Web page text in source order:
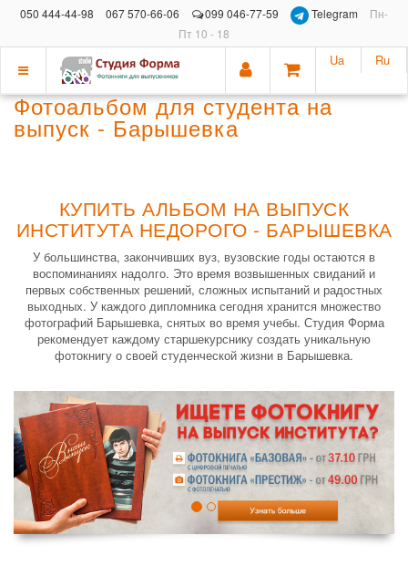
050 444-44-98 067 570-66-06 099 046-77-59 Telegram
Пн-
Пт 10 - 18
Показать
меню
Ua Ru
Фотоальбом для студента на
выпуск - Барышевка
КУПИТЬ АЛЬБОМ НА ВЫПУСК
ИНСТИТУТА НЕДОРОГО - БАРЫШЕВКА
У большинства, закончивших вуз, вузовские годы остаются в
воспоминаниях надолго. Это время возвышенных свиданий и
первых собственных решений, сложных испытаний и радостных
выходных. У каждого дипломника сегодня хранится множество
фотографий Барышевка, снятых во время учебы. Студия Форма
рекомендует каждому старшекурснику создать уникальную
фотокнигу о своей студенческой жизни в Барышевка.